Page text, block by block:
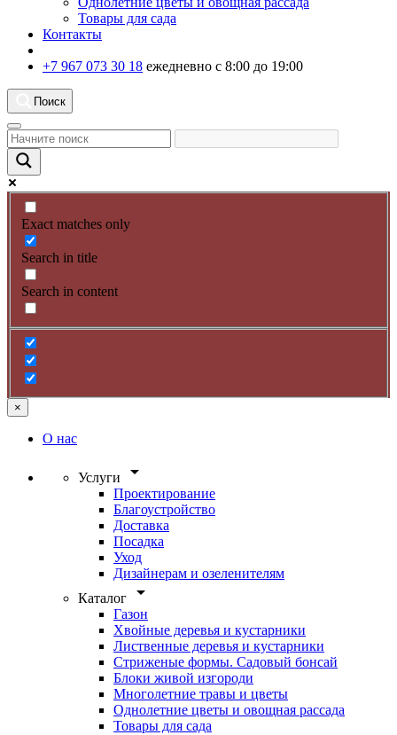
Товары для сада
Контакты
+7 967 073 30 18 ежедневно с 8:00 до 19:00
Поиск
Exact matches only
Search in title
Search in content
×
О нас
Услуги arrow_drop_down
Проектирование
Благоустройство
Доставка
Посадка
Уход
Дизайнерам и озеленителям
Каталог
arrow_drop_down
Газон
Хвойные деревья и кустарники
Лиственные деревья и кустарники
Стриженые формы. Садовый бонсай
Блоки живой изгороди
Многолетние травы и цветы
Однолетние цветы и овощная рассада
Товары для сада